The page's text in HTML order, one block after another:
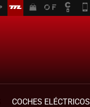
COCHES ELÉCTRICOS